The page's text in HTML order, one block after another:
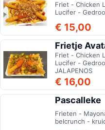
Friet - Chicken
Lucifer -
€ 15,00
Frietje
Friet - Chicken
Lucifer -
JALAPENOS
€ 16,00
Pascalleke
Frieten -
belcrunch -